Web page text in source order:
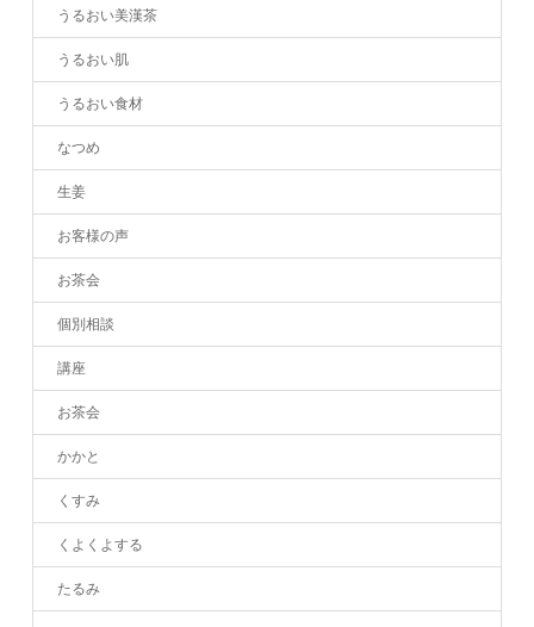
うるおい美漢茶
うるおい肌
うるおい食材
なつめ
生姜
お客様の声
お茶会
個別相談
講座
お茶会
かかと
くすみ
くよくよする
たるみ